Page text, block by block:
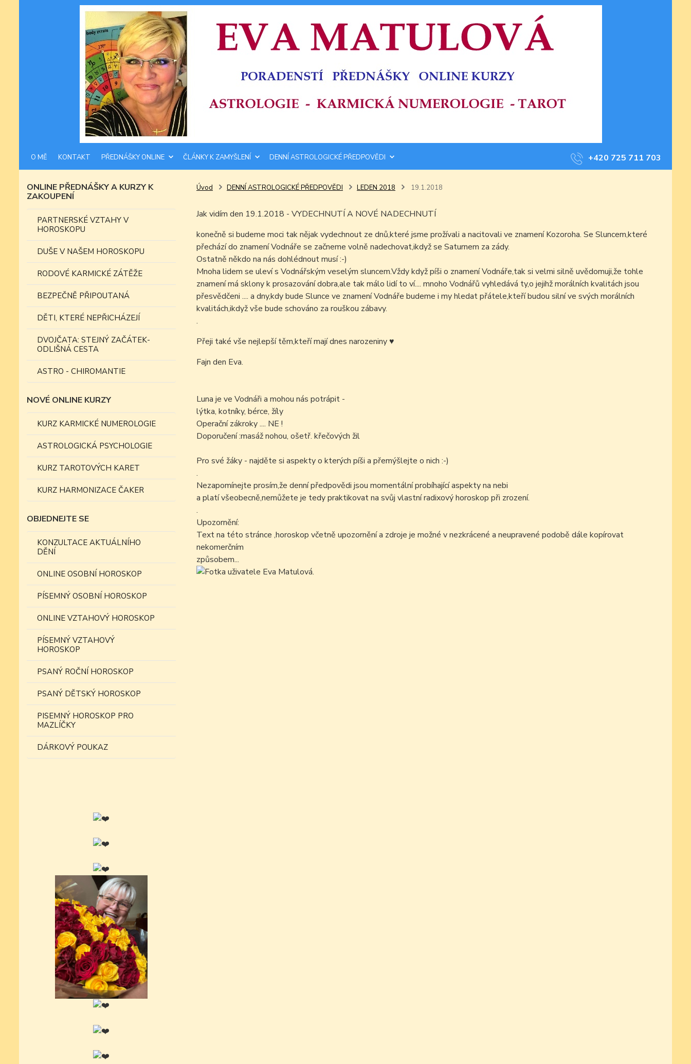
O MĚ KONTAKT PŘEDNÁŠKY ONLINE ČLÁNKY K ZAMYŠLENÍ DENNÍ ASTROLOGICKÉ PŘEDPOVĚDI +420 725 711 703
ONLINE PŘEDNÁŠKY A KURZY K
ZAKOUPENÍ
PARTNERSKÉ VZTAHY V
HOROSKOPU
DUŠE V NAŠEM HOROSKOPU
RODOVÉ KARMICKÉ ZÁTĚŽE
BEZPEČNĚ PŘIPOUTANÁ
DĚTI, KTERÉ NEPŘICHÁZEJÍ
DVOJČATA: STEJNÝ ZAČÁTEK-
ODLIŠNÁ CESTA
ASTRO - CHIROMANTIE
NOVÉ ONLINE KURZY
KURZ KARMICKÉ NUMEROLOGIE
ASTROLOGICKÁ PSYCHOLOGIE
KURZ TAROTOVÝCH KARET
KURZ HARMONIZACE ČAKER
OBJEDNEJTE SE
KONZULTACE AKTUÁLNÍHO
DĚNÍ
ONLINE OSOBNÍ HOROSKOP
PÍSEMNÝ OSOBNÍ HOROSKOP
ONLINE VZTAHOVÝ HOROSKOP
PÍSEMNÝ VZTAHOVÝ
HOROSKOP
PSANÝ ROČNÍ HOROSKOP
PSANÝ DĚTSKÝ HOROSKOP
PISEMNÝ HOROSKOP PRO
MAZLÍČKY
DÁRKOVÝ POUKAZ
Úvod DENNÍ ASTROLOGICKÉ PŘEDPOVĚDI LEDEN 2018 19.1.2018
Jak vidím den 19.1.2018 - VYDECHNUTÍ A NOVÉ NADECHNUTÍ
konečně si budeme moci tak nějak vydechnout ze dnů,které jsme prožívali a nacitovali ve znamení Kozoroha. Se Sluncem,které
přechází do znamení Vodnáře se začneme volně nadechovat,ikdyž se Saturnem za zády.
Ostatně někdo na nás dohlédnout musí :-)
Mnoha lidem se uleví s Vodnářským veselým sluncem.Vždy když píši o znamení Vodnáře,tak si velmi silně uvědomuji,že tohle
znamení má sklony k prosazování dobra,ale tak málo lidí to ví.... mnoho Vodnářů vyhledává ty,o jejihž morálních kvalitách jsou
přesvědčeni .... a dny,kdy bude Slunce ve znamení Vodnáře budeme i my hledat přátele,kteří budou silní ve svých morálních
kvalitách,ikdyž vše bude schováno za rouškou zábavy.
.
Přeji také vše nejlepší těm,kteří mají dnes narozeniny♥
Fajn den Eva.
Luna je ve Vodnáři a mohou nás potrápit -
lýtka, kotníky, bérce, žíly
Operační zákroky .... NE !
Doporučení :masáž nohou, ošetř. křečových žil
Pro své žáky - najděte si aspekty o kterých píši a přemýšlejte o nich :-)
.
Nezapomínejte prosím,že denní předpovědi jsou momentální probíhající aspekty na nebi
a platí všeobecně,nemůžete je tedy praktikovat na svůj vlastní radixový horoskop při zrození.
.
Upozornění:
Text na této stránce ,horoskop včetně upozornění a zdroje je možné v nezkrácené a neupravené podobě dále kopírovat
nekomerčním
způsobem...